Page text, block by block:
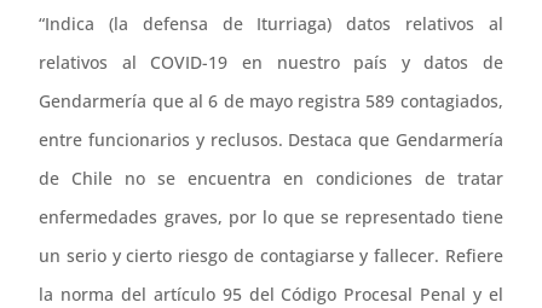
“Indica (la defensa de Iturriaga) datos relativos al
relativos al COVID-19 en nuestro país y datos de
Gendarmería que al 6 de mayo registra 589 contagiados,
entre funcionarios y reclusos. Destaca que Gendarmería
de Chile no se encuentra en condiciones de tratar
enfermedades graves, por lo que se representado tiene
un serio y cierto riesgo de contagiarse y fallecer. Refiere
la norma del artículo 95 del Código Procesal Penal y el